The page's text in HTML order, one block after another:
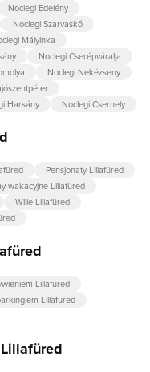
Noclegi Edelény
Noclegi Szarvaskő
Mályinka
Noclegi Cserépváralja
Noclegi Nekézseny
Harsány Noclegi Csernely
Pensjonaty Lillafüred
wakacyjne Lillafüred
Wille Lillafüred
Lillafüred
Lillafüred